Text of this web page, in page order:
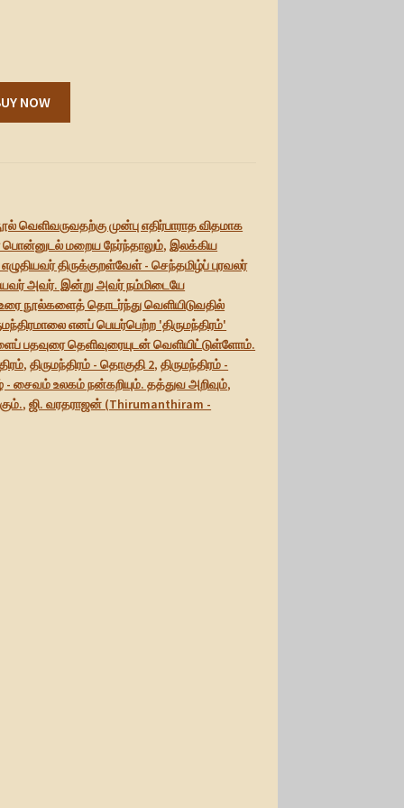
NOW
வெளிவருவதற்கு முன்பு எதிர்பாராத விதமாக
மறைய நேர்ந்தாலும்,இலக்கிய
எழுதியவர் திருக்குறள்வேள் - செந்தமிழ்ப் புரவலர்
அவர். இன்று அவர் நம்மிடையே
நூல்களைத் தொடர்ந்து வெளியிடுவதில்
எனப் பெயர்பெற்ற 'திருமந்திரம்'
பதவுரை தெளிவுரையுடன் வெளியிட்டுள்ளோம்.
,திருமந்திரம் - தொகுதி 2,திருமந்திரம் -
சைவம் உலகம் நன்கறியும். தத்துவ அறிவும்,
,ஜி. வரதராஜன் (Thirumanthiram -